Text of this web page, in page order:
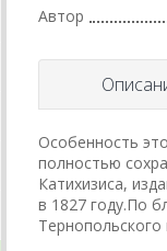
Автор
Особенность
полностью
Катихизиса,
в 1827 году.По